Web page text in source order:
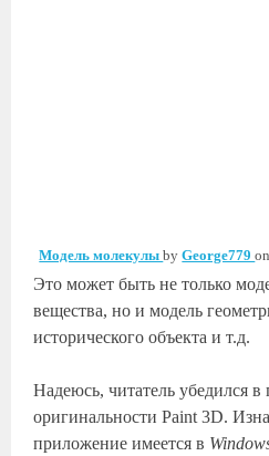
Модель молекулыbyGeorge779
Это может быть не только
вещества, но и модель
исторического объекта и т.д.
Надеюсь, читатель убедился в
оригинальности Paint 3D.
приложение имеется в